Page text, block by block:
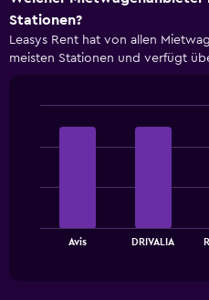
Stationen?
Leasys Rent hat von allen
meisten Stationen und verfügt
Avis DRIVALIA